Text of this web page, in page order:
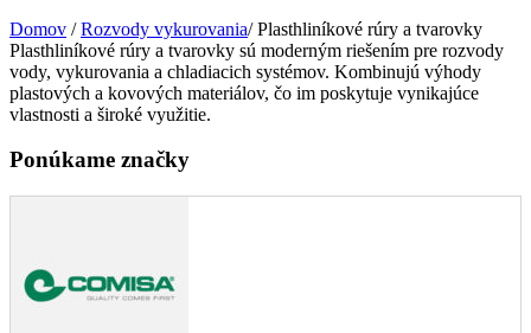
Domov / Rozvody vykurovania/ Plasthliníkové rúry a tvarovky
Plasthliníkové rúry a tvarovky sú moderným riešením pre rozvody
vody, vykurovania a chladiacich systémov. Kombinujú výhody
plastových a kovových materiálov, čo im poskytuje vynikajúce
vlastnosti a široké využitie.
Ponúkame značky